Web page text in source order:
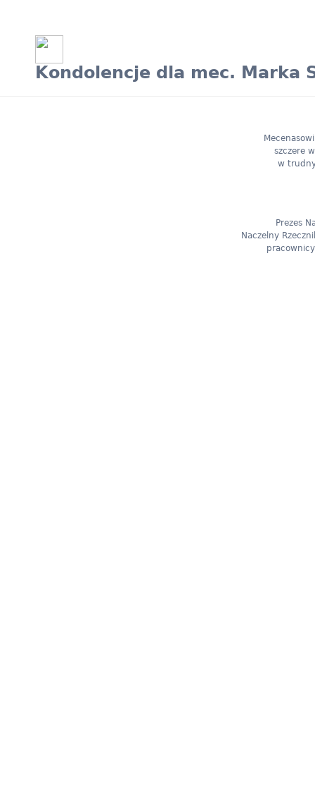
Kondolencje dla mec. Marka
szczere
w
Prezes
Naczelny